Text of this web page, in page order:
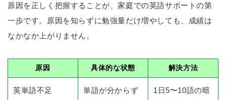
原因を正しく把握することが、家庭での英語サポートの第
一歩です。原因を知らずに勉強量だけ増やしても、成績は
なかなか上がりません。
原因 具体的な状態 解決方法
英単語不足
単語が分からず
1日5〜10語の暗